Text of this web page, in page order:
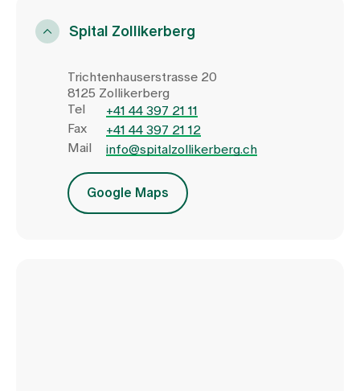
Spital Zollikerberg
Trichtenhauserstrasse 20
8125 Zollikerberg
Tel
+41 44 397 21 11
Fax
+41 44 397 21 12
Mail
info@spitalzollikerberg.ch
Google Maps